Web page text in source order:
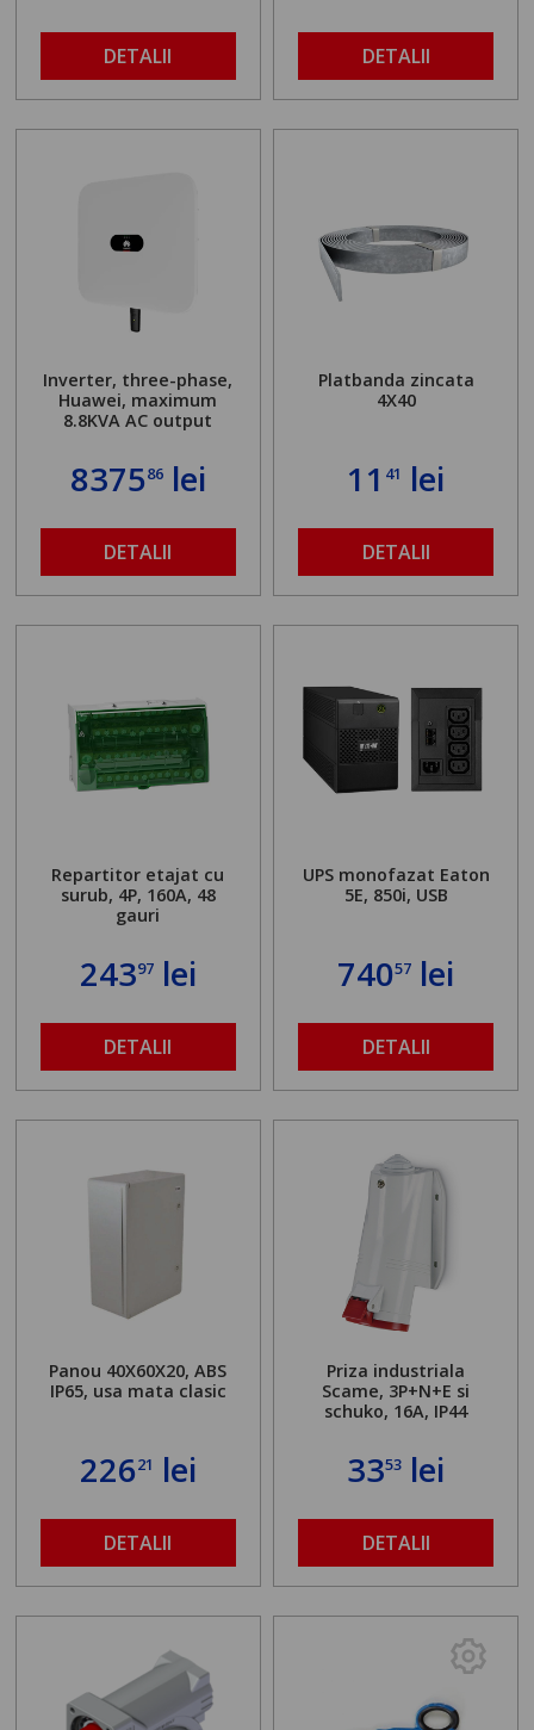
DETALII DETALII
Inverter, three-phase,
Huawei, maximum
8.8KVA AC output
837586lei
DETALII
Platbanda zincata
4X40
11 41 lei
DETALII
Repartitor etajat cu
surub, 4P, 160A, 48
gauri
24397lei
DETALII
UPS monofazat Eaton
5E, 850i, USB
74057 lei
DETALII
Panou 40X60X20, ABS
IP65, usa mata clasic
22621 lei
DETALII
Priza industriala
Scame, 3P+N+E si
schuko, 16A, IP44
3353 lei
DETALII